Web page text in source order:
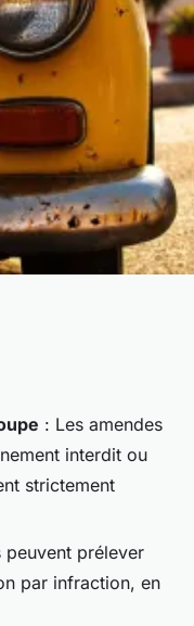
en
: Les amendes
interdit ou
strictement
peuvent prélever
par infraction, en